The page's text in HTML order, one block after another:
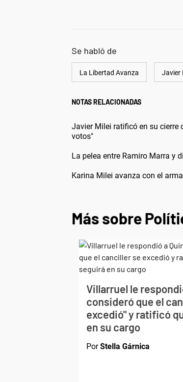
Se habló de
La Libertad Avanza Javier
NOTAS RELACIONADAS
Javier Milei ratificó en su cierre
votos"
La pelea entre Ramiro Marra y
Karina Milei avanza con el
Más sobre
Villarruel le
consideró que el
excedió" y ratificó
en su cargo
PorStella Gárnica